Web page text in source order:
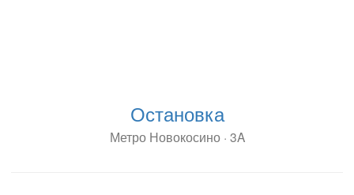
Остановка
Метро Новокосино · 3A